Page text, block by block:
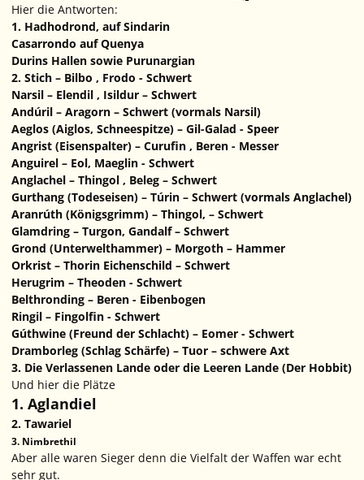
Hier die Antworten:
1. Hadhodrond, auf Sindarin
Casarrondo auf Quenya
Durins Hallen sowie Purunargian
2. Stich – Bilbo , Frodo - Schwert
Narsil – Elendil , Isildur – Schwert
Andúril – Aragorn – Schwert (vormals Narsil)
Aeglos (Aiglos, Schneespitze) – Gil-Galad - Speer
Angrist (Eisenspalter) – Curufin , Beren - Messer
Anguirel – Eol, Maeglin - Schwert
Anglachel – Thingol , Beleg – Schwert
Gurthang (Todeseisen) – Túrin – Schwert (vormals Anglachel)
Aranrúth (Königsgrimm) – Thingol, – Schwert
Glamdring – Turgon, Gandalf – Schwert
Grond (Unterwelthammer) – Morgoth – Hammer
Orkrist – Thorin Eichenschild – Schwert
Herugrim – Theoden - Schwert
Belthronding – Beren - Eibenbogen
Ringil – Fingolfin - Schwert
Gúthwine (Freund der Schlacht) – Eomer - Schwert
Dramborleg (Schlag Schärfe) – Tuor – schwere Axt
3. Die Verlassenen Lande oder die Leeren Lande (Der Hobbit)
Und hier die Plätze
1. Aglandiel
2. Tawariel
3. Nimbrethil
Aber alle waren Sieger denn die Vielfalt der Waffen war echt
sehr gut.